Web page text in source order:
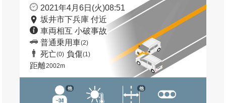
2021年4月6日(火)08:51
坂井市下兵庫 付近
車両相互 小破事故
普通乗用車(2)
死亡(0) 負傷(1)
距離2002m
他 他